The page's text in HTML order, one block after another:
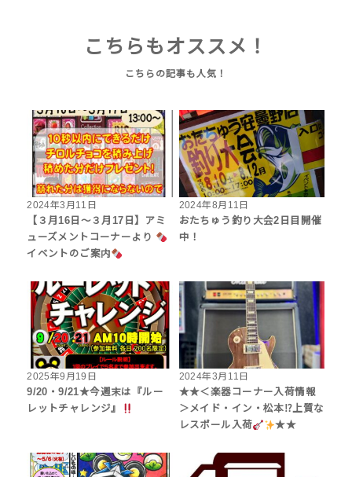
こちらもオススメ！
2024年3月11日
【３月16日～３月17日】アミ
ューズメントコーナーより
イベントのご案内
2024年8月11日
おたちゅう釣り大会2日目開催
中！
2025年9月19日
9/20・9/21★今週末は『ルー
レットチャレンジ』
2024年3月11日
★★＜楽器コーナー入荷情報
＞メイド・イン・松本⁉上質な
レスポール入荷
★★